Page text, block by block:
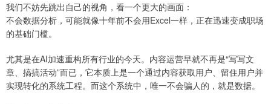
我们不妨先跳出自己的视角，看一个更大的画面：
不会数据分析，可能就像十年前不会用Excel一样，正在迅速变成职场
的基础门槛。
尤其是在AI加速重构所有行业的今天。内容运营早就不再是“写写文
章、搞搞活动”而已，它本质上是一个通过内容获取用户、留住用户并
实现转化的系统工程。而这个系统中，唯一不会骗人的，就是数据。